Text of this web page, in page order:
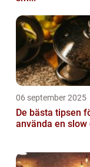
06 september 2025
De bästa tipsen
använda en slow